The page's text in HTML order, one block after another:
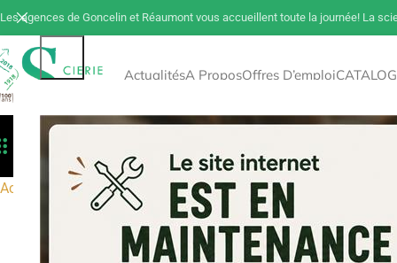
ActualitésA ProposOffres D’emploi
Accueil Accessoires Produits de traitement Traitement coupes
Les agences de Goncelin et Réaumont vous accueillent toute la journée! La